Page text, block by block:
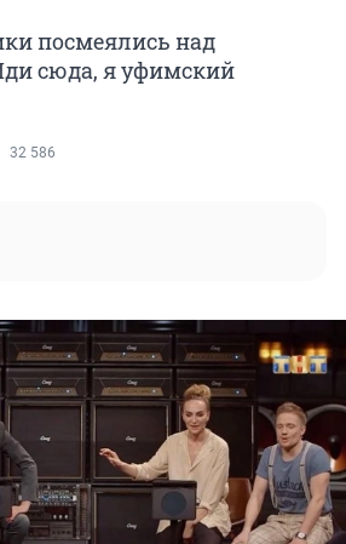
посмеялись над
сюда, я уфимский
32 586